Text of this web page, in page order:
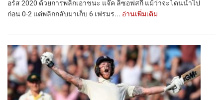
อร์ส 2020 ด้วยการพลิกเอาชนะ แจ๊ค ลิซอฟสกี้ แม้ว่าจะโดนนำไป
ก่อน 0-2 แต่พลิกกลับมาเก็บ 6 เฟรมร... อ่านเพิ่มเติม